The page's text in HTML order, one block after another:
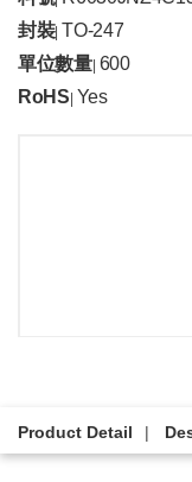
封裝| TO-247
單位數量| 600
RoHS Yes
Product Detail